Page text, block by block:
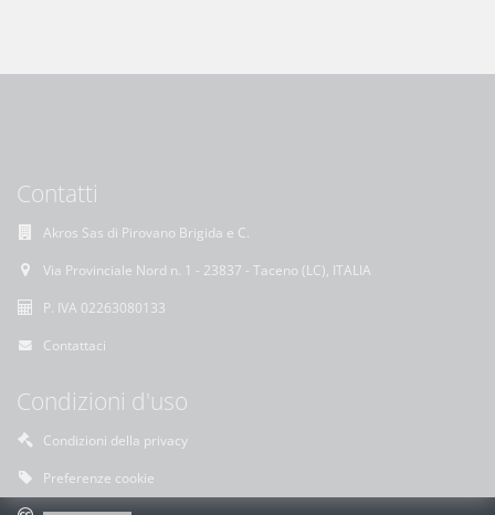
Contatti
Akros Sas di Pirovano Brigida e C.
Via Provinciale Nord n. 1 - 23837 - Taceno (LC), ITALIA
P. IVA 02263080133
Contattaci
Condizioni d'uso
Condizioni della privacy
Preferenze cookie